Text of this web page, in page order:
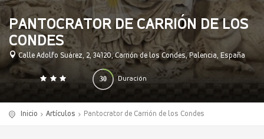
PANTOCRATOR DE CARRIÓN DE LOS
CONDES
Calle Adolfo Suárez, 2, 34120, Carrión de los Condes, Palencia, España
Duración
30
0 140
Inicio Artículos Pantocrator de Carrión de los Condes